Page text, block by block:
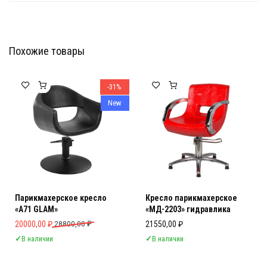
Похожие товары
-31%
New
Парикмахерское кресло
«A71 GLAM»
28800,00₽
Первоначальная цена составляла 28800,00 ₽.
20000,00 ₽
Текущая цена: 20000,00 ₽.
✓В наличии
Кресло парикмахерское
«МД-2203» гидравлика
21550,00 ₽
✓В наличии